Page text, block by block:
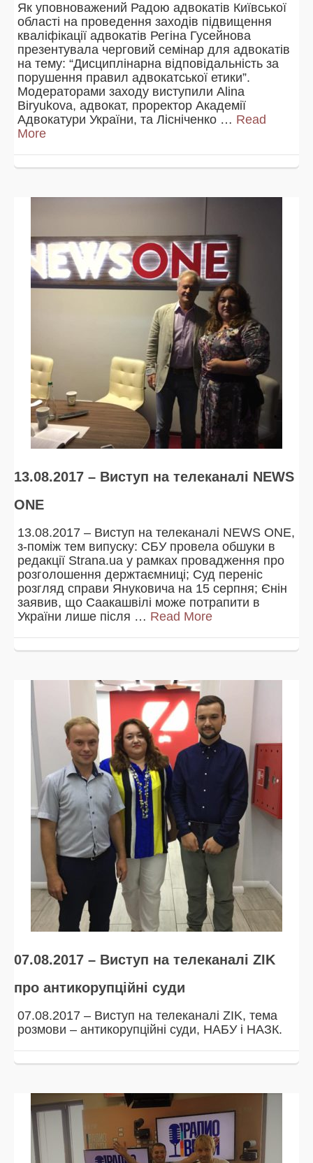
Як уповноважений Радою адвокатів Київської
області на проведення заходів підвищення
кваліфікації адвокатів Регіна Гусейнова
презентувала черговий семінар для адвокатів
на тему: “Дисциплінарна відповідальність за
порушення правил адвокатської етики”.
Модераторами заходу виступили Alina
Biryukova, адвокат, проректор Академії
Адвокатури України, та Лісніченко … Read
More
13.08.2017 – Виступ на телеканалі NEWS
ONE
13.08.2017 – Виступ на телеканалі NEWS ONE,
з-поміж тем випуску: СБУ провела обшуки в
редакції Strana.ua у рамках провадження про
розголошення держтаємниці; Суд переніс
розгляд справи Януковича на 15 серпня; Єнін
заявив, що Саакашвілі може потрапити в
України лише після … Read More
07.08.2017 – Виступ на телеканалі ZIK
про антикорупційні суди
07.08.2017 – Виступ на телеканалі ZIK, тема
розмови – антикорупційні суди, НАБУ і НАЗК.